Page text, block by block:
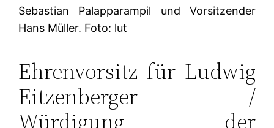
Sebastian Palapparampil und Vorsitzender
Hans Müller. Foto: lut
Ehrenvorsitz für Ludwig
Eitzenberger /
Würdigung der